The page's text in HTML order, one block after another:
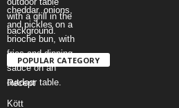
POPULAR CATEGORY
Recept
Kött